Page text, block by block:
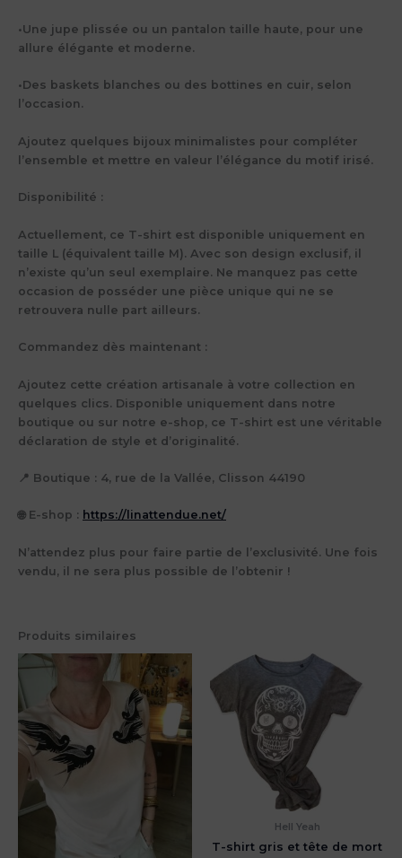
•Une jupe plissée ou un pantalon taille haute, pour une
allure élégante et moderne.
•Des baskets blanches ou des bottines en cuir, selon
l’occasion.
Ajoutez quelques bijoux minimalistes pour compléter
l’ensemble et mettre en valeur l’élégance du motif irisé.
Disponibilité :
Actuellement, ce T-shirt est disponible uniquement en
taille L (équivalent taille M). Avec son design exclusif, il
n’existe qu’un seul exemplaire. Ne manquez pas cette
occasion de posséder une pièce unique qui ne se
retrouvera nulle part ailleurs.
Commandez dès maintenant :
Ajoutez cette création artisanale à votre collection en
quelques clics. Disponible uniquement dans notre
boutique ou sur notre e-shop, ce T-shirt est une véritable
déclaration de style et d’originalité.
📍 Boutique : 4, rue de la Vallée, Clisson 44190
🌐E-shop : https://linattendue.net/
N’attendez plus pour faire partie de l’exclusivité. Une fois
vendu, il ne sera plus possible de l’obtenir !
Produits similaires
Hell Yeah
T-shirt gris et tête de mort